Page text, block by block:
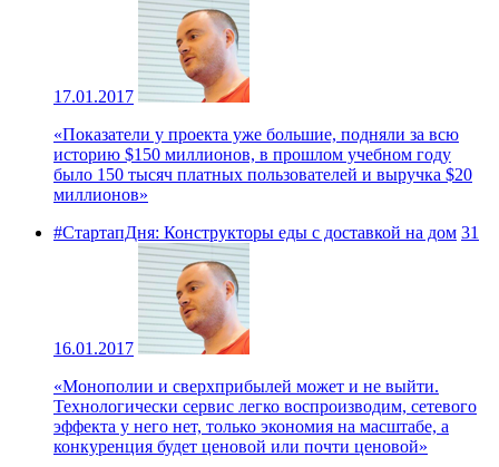
17.01.2017
«Показатели у проекта уже большие, подняли за всю
историю $150 миллионов, в прошлом учебном году
было 150 тысяч платных пользователей и выручка $20
миллионов»
#СтартапДня: Конструкторы еды с доставкой на дом 31
16.01.2017
«Монополии и сверхприбылей может и не выйти.
Технологически сервис легко воспроизводим, сетевого
эффекта у него нет, только экономия на масштабе, а
конкуренция будет ценовой или почти ценовой»